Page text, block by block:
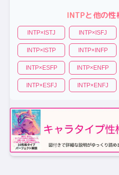
INTPと他の性
INTP× ISTJ INTP× ISFJ
INTP× ISTP INTP× INFP
INTP× ESFP INTP× ENFP
INTP× ESFJ INTP× ENFJ